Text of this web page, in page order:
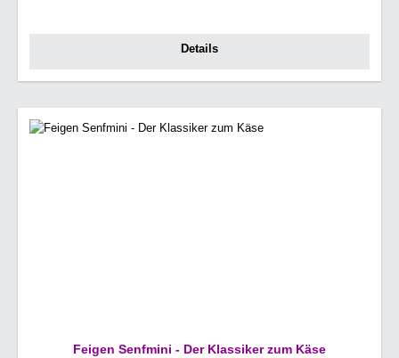
Details
Feigen Senfmini - Der Klassiker zum Käse